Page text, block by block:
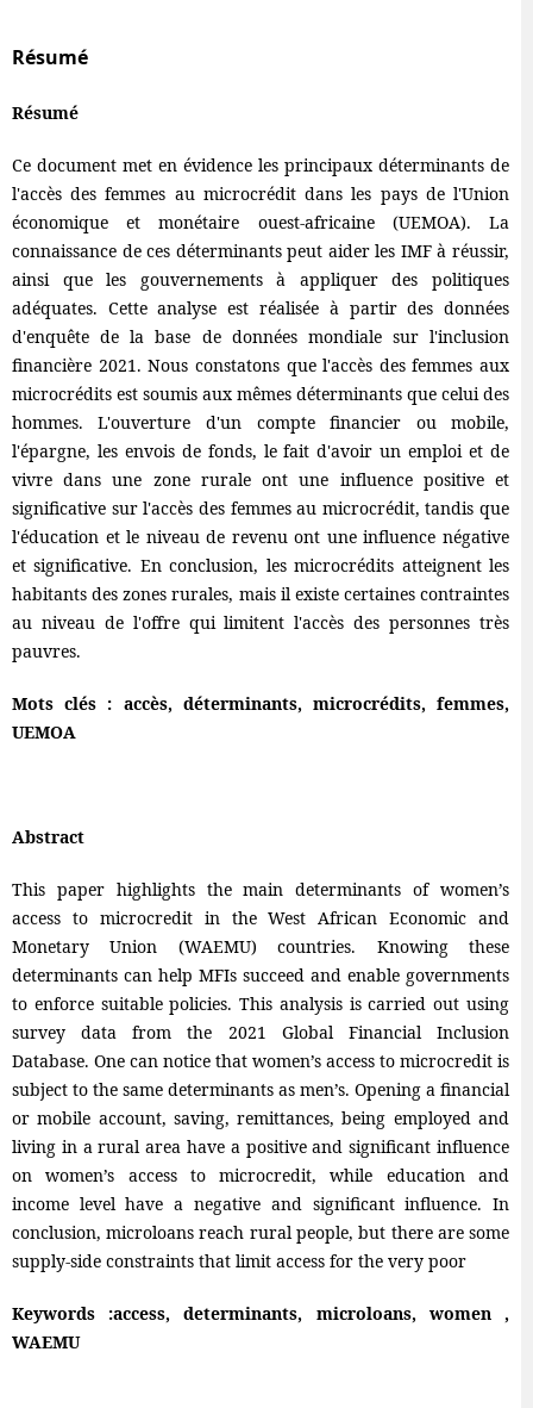
Résumé
Résumé
Ce document met en évidence les principaux déterminants de
l'accès des femmes au microcrédit dans les pays de l'Union
économique et monétaire ouest-africaine (UEMOA). La
connaissance de ces déterminants peut aider les IMF à réussir,
ainsi que les gouvernements à appliquer des politiques
adéquates. Cette analyse est réalisée à partir des données
d'enquête de la base de données mondiale sur l'inclusion
financière 2021. Nous constatons que l'accès des femmes aux
microcrédits est soumis aux mêmes déterminants que celui des
hommes. L'ouverture d'un compte financier ou mobile,
l'épargne, les envois de fonds, le fait d'avoir un emploi et de
vivre dans une zone rurale ont une influence positive et
significative sur l'accès des femmes au microcrédit, tandis que
l'éducation et le niveau de revenu ont une influence négative
et significative. En conclusion, les microcrédits atteignent les
habitants des zones rurales, mais il existe certaines contraintes
au niveau de l'offre qui limitent l'accès des personnes très
pauvres.
Mots clés : accès, déterminants, microcrédits, femmes,
UEMOA
Abstract
This paper highlights the main determinants of women’s
access to microcredit in the West African Economic and
Monetary Union (WAEMU) countries. Knowing these
determinants can help MFIs succeed and enable governments
to enforce suitable policies. This analysis is carried out using
survey data from the 2021 Global Financial Inclusion
Database. One can notice that women’s access to microcredit is
subject to the same determinants as men’s. Opening a financial
or mobile account, saving, remittances, being employed and
living in a rural area have a positive and significant influence
on women’s access to microcredit, while education and
income level have a negative and significant influence. In
conclusion, microloans reach rural people, but there are some
supply-side constraints that limit access for the very poor
Keywords :access, determinants, microloans, women ,
WAEMU